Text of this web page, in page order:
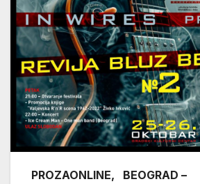
PROZAONLINE, BEOGRAD –